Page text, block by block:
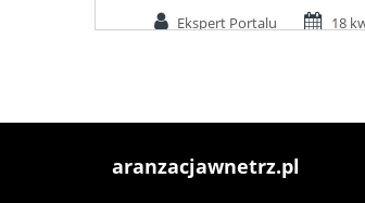
Ekspert Portalu 18
aranzacjawnetrz.pl